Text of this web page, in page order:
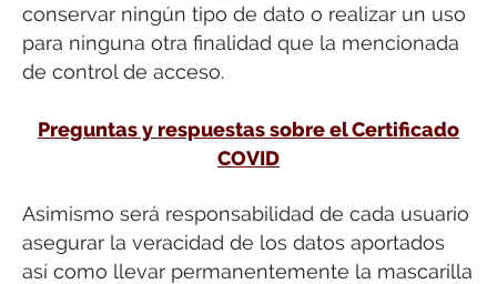
conservar ningún tipo de dato o realizar un uso
para ninguna otra finalidad que la mencionada
de control de acceso.
Preguntas y respuestas sobre el Certificado
COVID
Asimismo será responsabilidad de cada usuario
asegurar la veracidad de los datos aportados
así como llevar permanentemente la mascarilla